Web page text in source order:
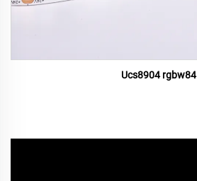
Ucs8904 rgbw84